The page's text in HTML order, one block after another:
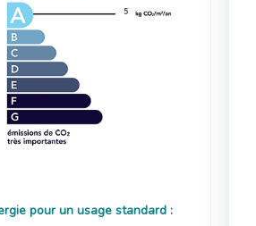
5
pour un usage standard :